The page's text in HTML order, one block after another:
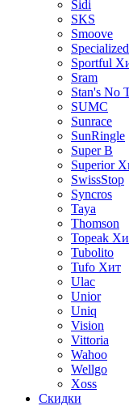
Sidi
SKS
Smoove
Specialized
Sportful
Sram
Stan's No
SUMC
Sunrace
SunRingle
Super B
Superior
SwissStop
Syncros
Taya
Thomson
Topeak
Tubolito
Tufo Хит
Ulac
Unior
Uniq
Vision
Vittoria
Wahoo
Wellgo
Xoss
Скидки